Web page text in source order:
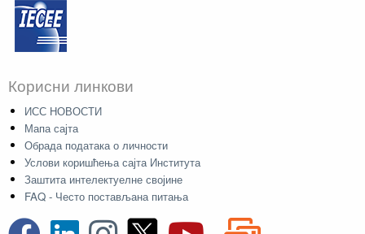
Корисни линкови
ИСС НОВОСТИ
Мапа сајта
Обрада података о личности
Услови коришћења сајта Института
Заштита интелектуелне својине
FAQ - Често постављана питања